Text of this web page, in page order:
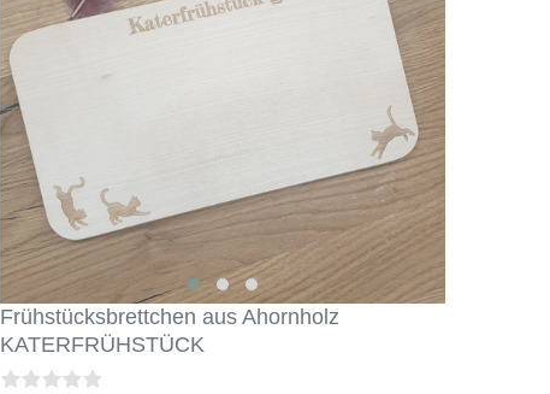
Frühstücksbrettchen aus Ahornholz
KATERFRÜHSTÜCK